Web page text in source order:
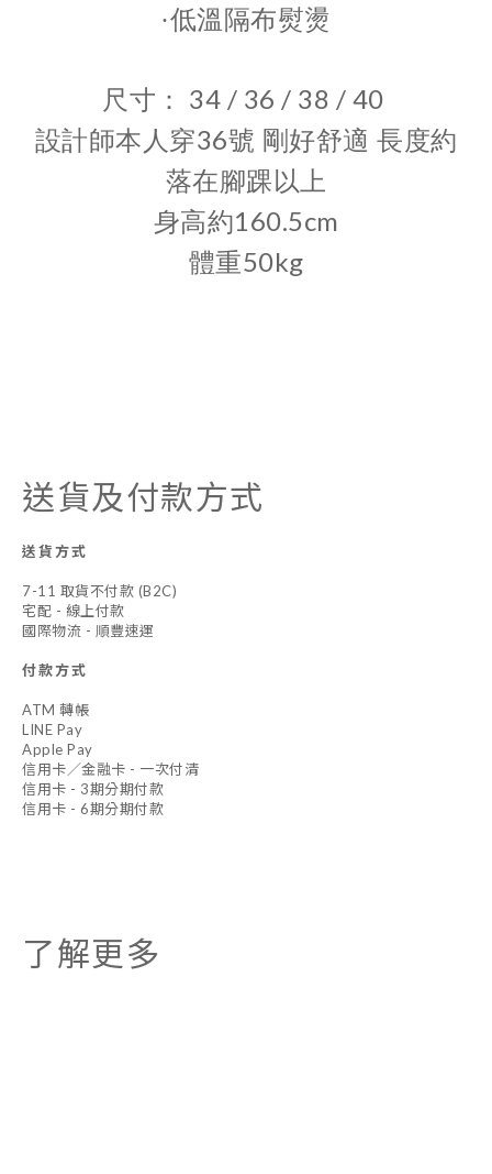
·低溫隔布熨燙
尺寸： 34 / 36 / 38 / 40
設計師本人穿36號 剛好舒適 長度約
落在腳踝以上
身高約160.5cm
體重50kg
送貨及付款方式
送貨方式
7-11 取貨不付款 (B2C)
宅配 - 線上付款
國際物流 - 順豐速運
付款方式
ATM 轉帳
LINE Pay
Apple Pay
信用卡／金融卡 - 一次付清
信用卡 - 3期分期付款
信用卡 - 6期分期付款
了解更多